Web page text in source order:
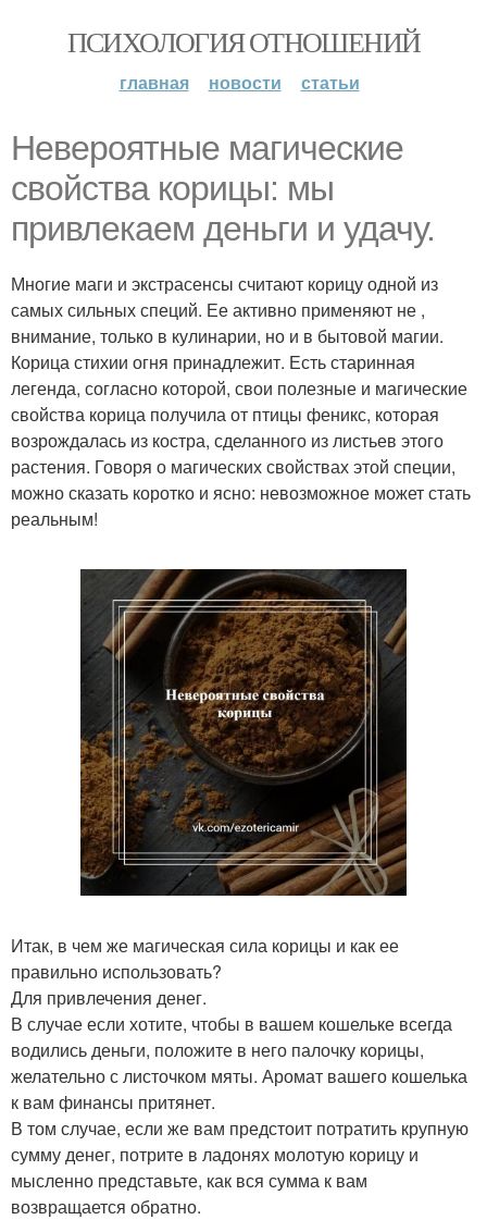
ПСИХОЛОГИЯ ОТНОШЕНИЙ
главная новости статьи
Невероятные магические
свойства корицы: мы
привлекаем деньги и удачу.
Многие маги и экстрасенсы считают корицу одной из
самых сильных специй. Ее активно применяют не ,
внимание, только в кулинарии, но и в бытовой магии.
Корица стихии огня принадлежит. Есть старинная
легенда, согласно которой, свои полезные и магические
свойства корица получила от птицы феникс, которая
возрождалась из костра, сделанного из листьев этого
растения. Говоря о магических свойствах этой специи,
можно сказать коротко и ясно: невозможное может стать
реальным!
Итак, в чем же магическая сила корицы и как ее
правильно использовать?
Для привлечения денег.
В случае если хотите, чтобы в вашем кошельке всегда
водились деньги, положите в него палочку корицы,
желательно с листочком мяты. Аромат вашего кошелька
к вам финансы притянет.
В том случае, если же вам предстоит потратить крупную
сумму денег, потрите в ладонях молотую корицу и
мысленно представьте, как вся сумма к вам
возвращается обратно.